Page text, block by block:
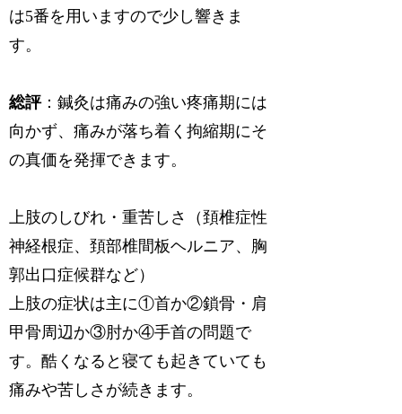
は5番を用いますので少し響きま
す。
総評：鍼灸は痛みの強い疼痛期には
向かず、痛みが落ち着く拘縮期にそ
の真価を発揮できます。
上肢のしびれ・重苦しさ（頚椎症性
神経根症、頚部椎間板ヘルニア、胸
郭出口症候群など）
上肢の症状は主に①首か②鎖骨・肩
甲骨周辺か③肘か④手首の問題で
す。酷くなると寝ても起きていても
痛みや苦しさが続きます。